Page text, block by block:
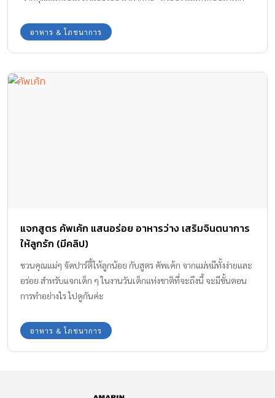
ขึ้นไป ที่ไม่แพ้ถั่ว) เมนูจาก Rima’s Recipes โดย รัตมา พงศ์พนรัตน์
พรชำนิ เมนูอาหารว่าง ถั่วอบรวมมิตรกับปลาเล็กปลาน้อย นี้ ได้แรง
ซีก อบกรอบ กับปลาข้าวสาร ปกติแล้วที่บ้านจะซื้อถั่วต่างๆ มาทำ กราโน
อาหาร & โภชนาการ
แจกสูตร คัพเค้ก แสนอร่อย อาหารว่าง เสริมจินตนาการ
ให้ลูกรัก (มีคลิป)
ชวนคุณแม่ๆ จัดปาร์ตี้ให้ลูกน้อย กับสูตร คัพเค้ก จากแม่หมีทั้งง่ายและ
อร่อย สำหรับแจกเด็ก ๆ ในงานวันเด็กแห่งชาติที่จะถึงนี้ จะมีขั้นตอน
การทำอย่างไร ไปดูกันค่ะ
อาหาร & โภชนาการ